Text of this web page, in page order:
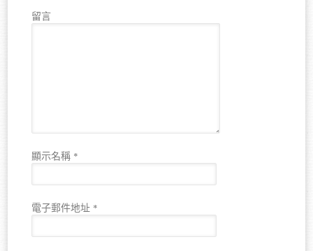
留言
顯示名稱 *
電子郵件地址 *